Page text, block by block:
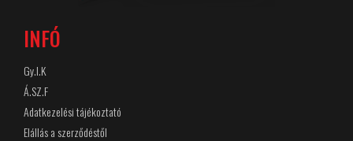
INFÓ
Gy.I.K
Á.SZ.F
Adatkezelési tájékoztató
Elállás a szerződéstől